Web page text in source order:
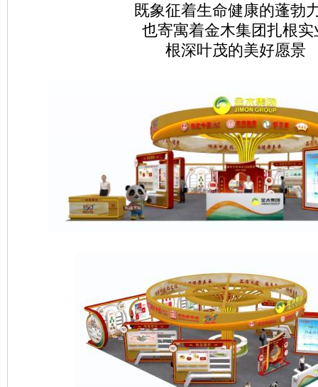
既象征着生命健康的蓬勃
也寄寓着金木集团扎根实
根深叶茂的美好愿景